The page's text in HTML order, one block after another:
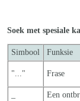
Soek met spesiale
Simbool Funksie
"..." Frase
Een